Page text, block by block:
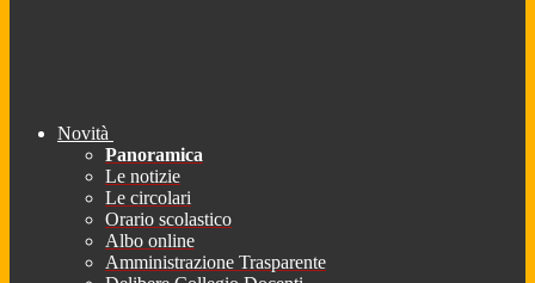
Novità
Panoramica
Le notizie
Le circolari
Orario scolastico
Albo online
Amministrazione Trasparente